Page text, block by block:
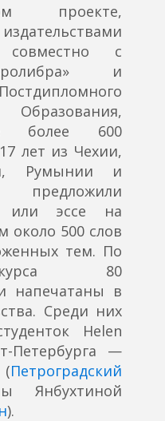
проекте,
совместно с
и
Образования,
более 600
лет из Чехии,
Румынии и
предложили
или эссе на
около 500 слов
тем. По
80
напечатаны в
Среди них
Helen
Петербурга —
(Петроградский
).